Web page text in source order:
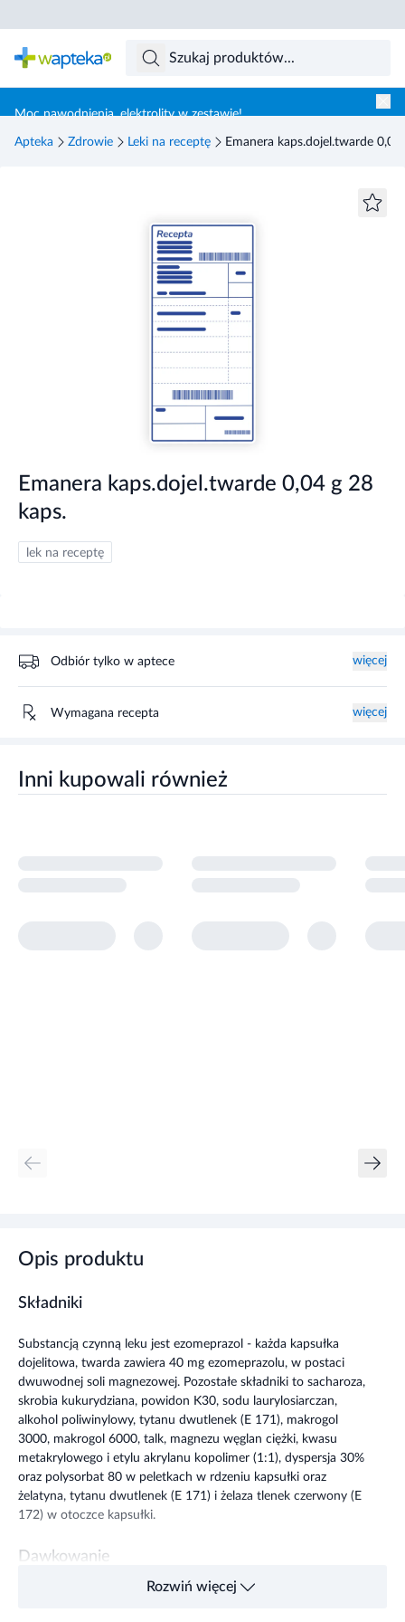
Moc nawodnienia, elektrolity w zestawie!
Apteka Zdrowie Leki na receptę Emanera kaps.dojel.twarde 0,04
Emanera kaps.dojel.twarde 0,04 g 28
kaps.
lek na receptę
Odbiór tylko w aptece więcej
Wymagana recepta więcej
Inni kupowali również
Opis produktu
Składniki
Substancją czynną leku jest ezomeprazol - każda kapsułka
dojelitowa, twarda zawiera 40 mg ezomeprazolu, w postaci
dwuwodnej soli magnezowej. Pozostałe składniki to sacharoza,
skrobia kukurydziana, powidon K30, sodu laurylosiarczan,
alkohol poliwinylowy, tytanu dwutlenek (E 171), makrogol
3000, makrogol 6000, talk, magnezu węglan ciężki, kwasu
metakrylowego i etylu akrylanu kopolimer (1:1), dyspersja 30%
oraz polysorbat 80 w peletkach w rdzeniu kapsułki oraz
żelatyna, tytanu dwutlenek (E 171) i żelaza tlenek czerwony (E
172) w otoczce kapsułki.
Dawkowanie
Doustnie. Dawkę i częstotliwość stosowania leku ustala lekarz.
Rozwiń więcej